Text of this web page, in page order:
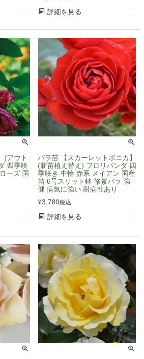
詳細を見る
(アウト
四季咲
ーズ 国
バラ苗 【スカーレットボニカ】
(新苗植え替え) フロリバンダ 四
季咲き 中輪 赤系 メイアン 国産
苗 6号スリット鉢 修景バラ 強
健 病気に強い 耐病性あり
¥3,780税込
詳細を見る